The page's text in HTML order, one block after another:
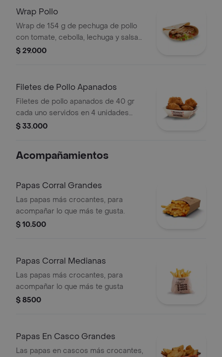
Wrap Pollo
Wrap de 154 g de pechuga de pollo
con tomate, cebolla, lechuga y salsa
blanca
$ 29.000
Filetes de Pollo Apanados
Filetes de pollo apanados de 40 gr
cada uno servidos en 4 unidades
acompañados de miel mostaza
$ 33.000
Acompañamientos
Papas Corral Grandes
Las papas más crocantes, para
acompañar lo que más te gusta.
$ 10.500
Papas Corral Medianas
Las papas más crocantes, para
acompañar lo que más te gusta
$ 8500
Papas En Casco Grandes
Las papas en cascos más crocantes,